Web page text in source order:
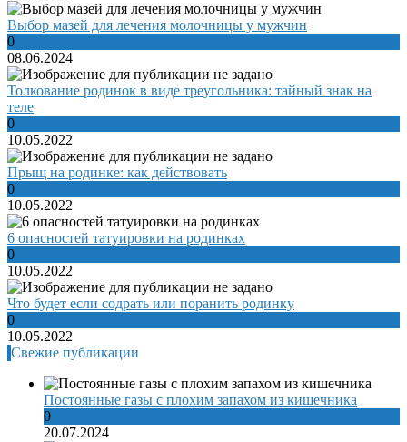
Выбор мазей для лечения молочницы у мужчин
0
08.06.2024
Толкование родинок в виде треугольника: тайный знак на
теле
0
10.05.2022
Прыщ на родинке: как действовать
0
10.05.2022
6 опасностей татуировки на родинках
0
10.05.2022
Что будет если содрать или поранить родинку
0
10.05.2022
Свежие публикации
Постоянные газы с плохим запахом из кишечника
0
20.07.2024